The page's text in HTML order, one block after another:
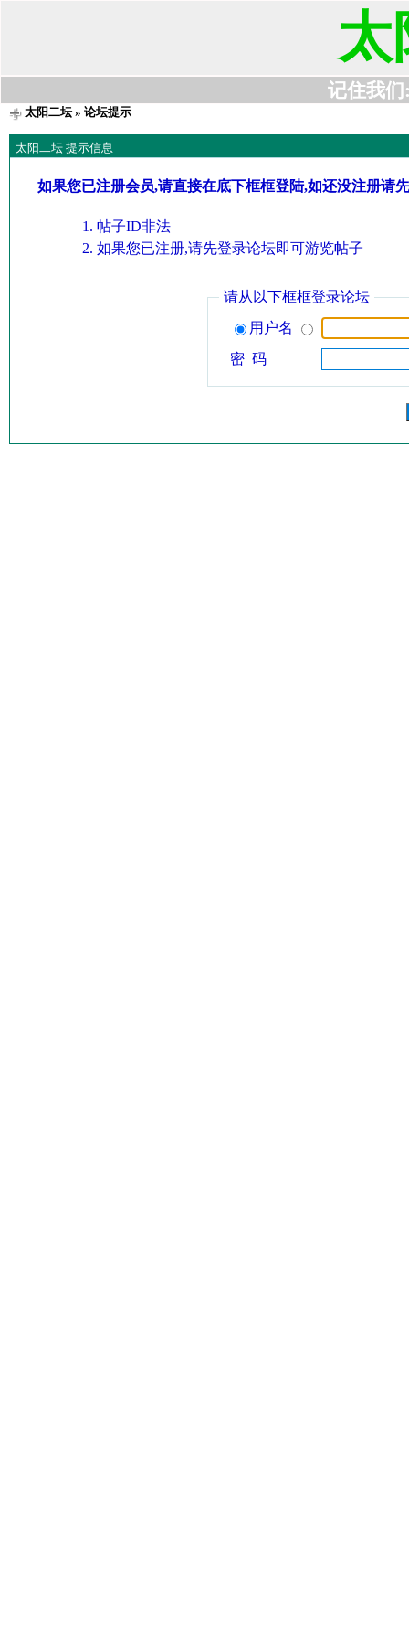
太
记住我们
太阳二坛» 论坛提示
太阳二坛 提示信息
如果您已注册会员,请直接在底下框框登陆,如还没注册请
帖子ID非法
如果您已注册,请先登录论坛即可游览帖子
请从以下框框登录论坛
用户名
密 码